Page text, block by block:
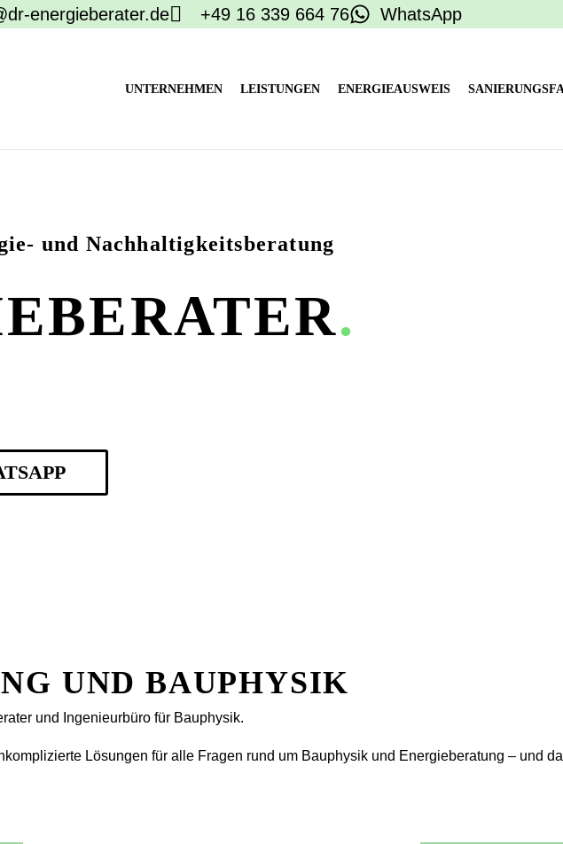
energieberater.de +49 16 339 664 76 WhatsApp
UNTERNEHMEN LEISTUNGEN ENERGIEAUSWEIS
und Nachhaltigkeitsberatung
.
UND BAUPHYSIK
und Ingenieurbüro für Bauphysik.
Lösungen für alle Fragen rund um Bauphysik und Energieberatung – und